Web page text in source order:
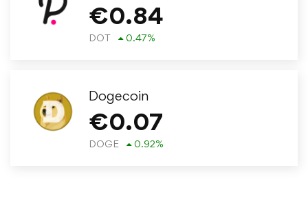
€0.84
DOT 0.47%
Dogecoin
€0.07
DOGE 0.92%